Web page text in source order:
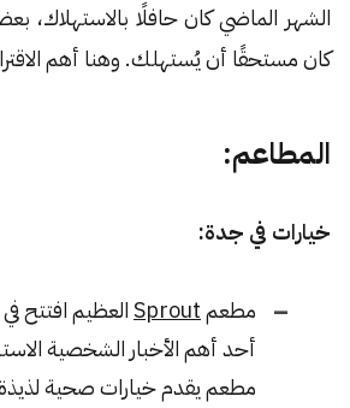
الشهر الماضي كان حافلًا
كان مستحقًا أن يُستهلك. وهنا أهم
المطاعم:
خيارات في جدة:
مطعمSproutالعظيم افتتح
أحد أهم الأخبار الشخصية
مطعم يقدم خيارات صحية